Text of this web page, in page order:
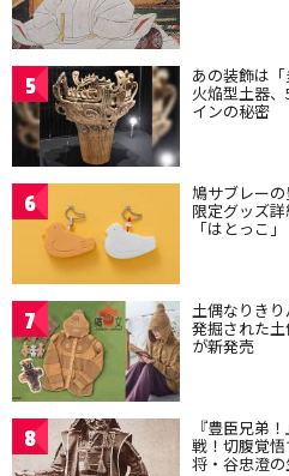
5 あの装飾は
火焔型土器
インの秘密
6 鳩サブレーの
限定グッズ
「はとっこ」
7 土偶なりき
発掘された
が新発売
8 『豊臣兄弟
戦！切腹覚
将・谷忠澄